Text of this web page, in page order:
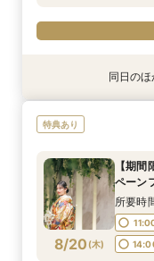
8/17 月)
【挙
8/17 月)
【期
8/17 月)
【結
BIGフ
所要
8/17 月)
【和
同日のほ
特典あり
8/20 (木)
【期
ペーン
所要時